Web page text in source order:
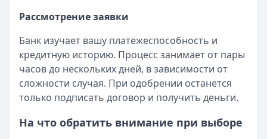
Рассмотрение заявки
Банк изучает вашу платежеспособность и
кредитную историю. Процесс занимает от пары
часов до нескольких дней, в зависимости от
сложности случая. При одобрении останется
только подписать договор и получить деньги.
На что обратить внимание при выборе